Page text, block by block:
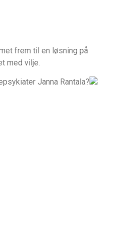
frem til en løsning på
med vilje.
Janna Rantala?